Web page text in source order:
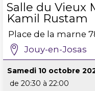
Salle du Vieux
Kamil Rustam
Place de la marne
Jouy-en-Josas
Samedi 10 octobre
de 20:30 à 22:00